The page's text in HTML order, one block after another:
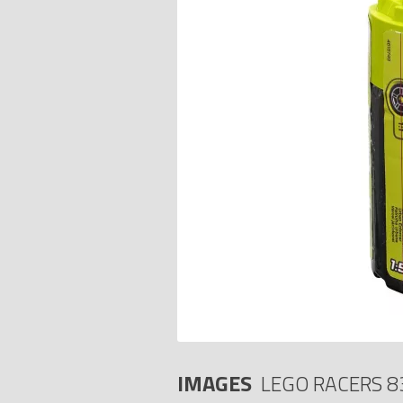
IMAGES LEGO RACERS